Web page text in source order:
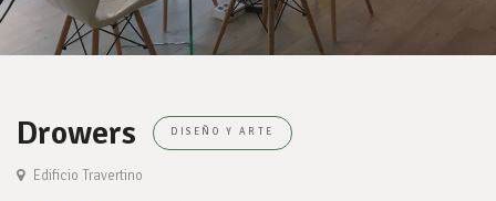
Drowers DISEÑO Y ARTE
Edificio Travertino